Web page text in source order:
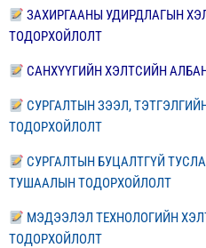
ЗАХИРГААНЫ УДИРДЛАГЫН
ТОДОРХОЙЛОЛТ
САНХҮҮГИЙН ХЭЛТСИЙН
СУРГАЛТЫН ЗЭЭЛ,
ТОДОРХОЙЛОЛТ
СУРГАЛТЫН БУЦАЛТГҮЙ
ТУШААЛЫН ТОДОРХОЙЛОЛТ
МЭДЭЭЛЭЛ ТЕХНОЛОГИЙН
ТОДОРХОЙЛОЛТ